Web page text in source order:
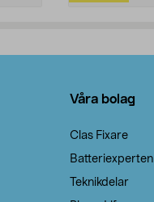
Våra bolag
Clas Fixare
Batteriexperten
Teknikdelar